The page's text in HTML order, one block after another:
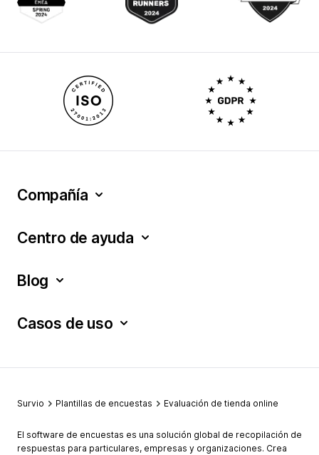
Compañía
Centro de ayuda
Blog
Casos de uso
Survio Plantillas de encuestas Evaluación de tienda online
El software de encuestas es una solución global de recopilación de
respuestas para particulares, empresas y organizaciones. Crea